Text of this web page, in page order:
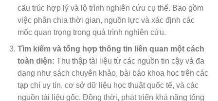
cấu trúc hợp lý và lộ trình nghiên cứu cụ thể. Bao gồm
việc phân chia thời gian, nguồn lực và xác định các
mốc quan trọng trong quá trình nghiên cứu.
Tìm kiếm và tổng hợp thông tin liên quan một cách
toàn diện: Thu thập tài liệu từ các nguồn tin cậy và đa
dạng như sách chuyên khảo, bài báo khoa học trên các
tạp chí uy tín, cơ sở dữ liệu học thuật quốc tế, và các
nguồn tài liệu gốc. Đồng thời, phát triển khả năng tổng